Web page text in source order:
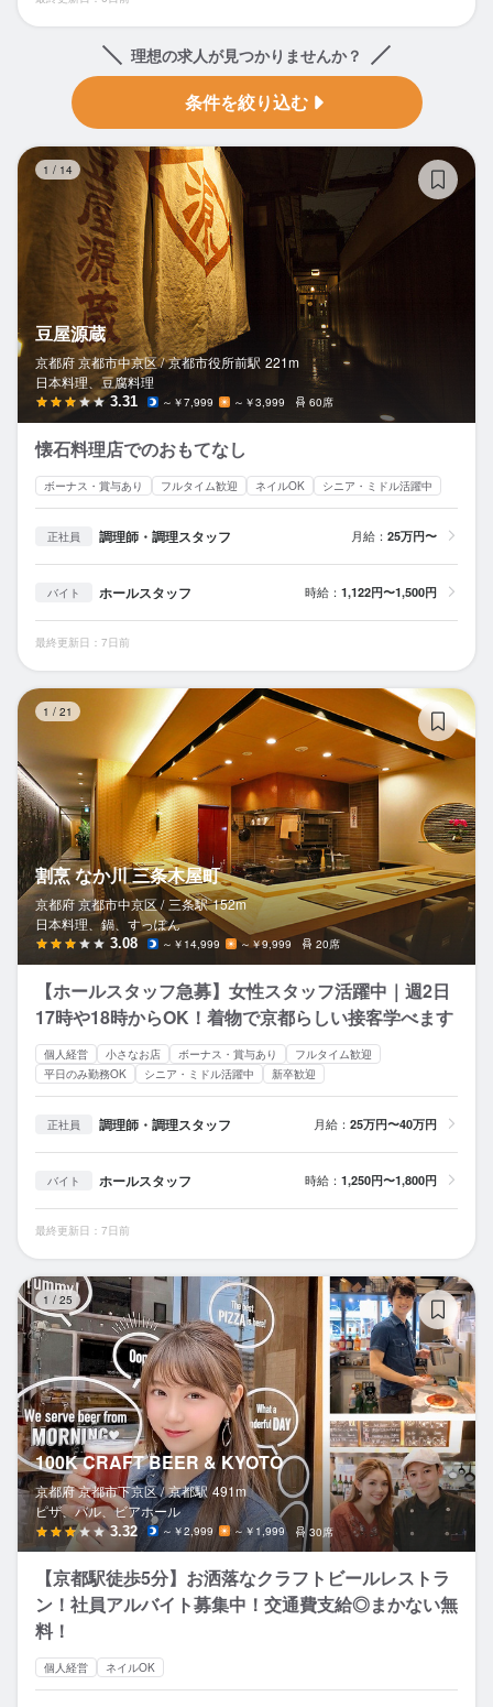
理想の求人が見つかりませんか？
条件を絞り込む
1 / 14
豆屋源蔵
京都府 京都市中京区 / 京都市役所前駅 221m
日本料理、豆腐料理
3.31 ～￥7,999 ～￥3,999 60席
懐石料理店でのおもてなし
ボーナス・賞与あり フルタイム歓迎 ネイルOK シニア・ミドル活躍中
正社員 調理師・調理スタッフ 月給： 25万円〜
バイト ホールスタッフ 時給： 1,122円〜1,500円
最終更新日：7日前
1 / 21
割烹 なか川 三条木屋町
京都府 京都市中京区 / 三条駅 152m
日本料理、鍋、すっぽん
3.08 ～￥14,999 ～￥9,999 20席
【ホールスタッフ急募】女性スタッフ活躍中｜週2日
17時や18時からOK！着物で京都らしい接客学べます
個人経営 小さなお店 ボーナス・賞与あり
フルタイム歓迎
平日のみ勤務OK
シニア・ミドル活躍中 新卒歓迎
正社員 調理師・調理スタッフ 月給： 25万円〜40万円
バイト ホールスタッフ 時給： 1,250円〜1,800円
最終更新日：7日前
1 / 25
100K CRAFT BEER & KYOTO
京都府 京都市下京区 / 京都駅 491m
ピザ、バル、ビアホール
3.32 ～￥2,999 ～￥1,999 30席
【京都駅徒歩5分】お洒落なクラフトビールレストラ
ン！社員アルバイト募集中！交通費支給◎まかない無
料！
個人経営 ネイルOK